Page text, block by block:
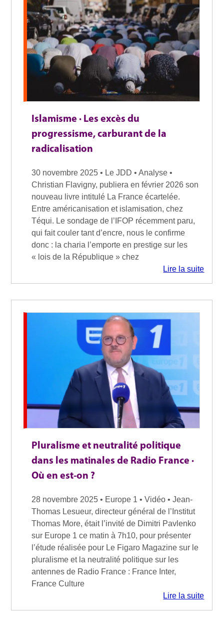
Islamisme · Les excès du
progressisme, carburant de la
radicalisation
30 novembre 2025 • Le JDD • Analyse •
Christian Flavigny, publiera en février 2026 son
nouveau livre intitulé La France écartelée.
Entre américanisation et islamisation, chez
Téqui. Le sondage de l’IFOP récemment paru,
qui fait couler tant d’encre, nous le confirme
donc : la charia l’emporte en prestige sur les
« lois de la République » chez
Lire la suite
Pluralisme et neutralité politique
dans les matinales de Radio France ·
Où en est-on ?
28 novembre 2025 • Europe 1 • Vidéo • Jean-
Thomas Lesueur, directeur général de l’Institut
Thomas More, était l’invité de Dimitri Pavlenko
sur Europe 1 ce matin à 7h10, pour présenter
l’étude réalisée pour Le Figaro Magazine sur le
pluralisme et la neutralité politique sur les
antennes de Radio France : France Inter,
France Culture
Lire la suite